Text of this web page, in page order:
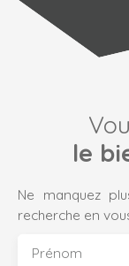
le
Ne manquez
recherche en
Prénom